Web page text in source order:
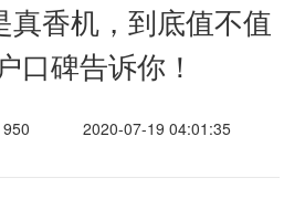
真香机，到底值不值
口碑告诉你！
2020-07-19 04:01:35